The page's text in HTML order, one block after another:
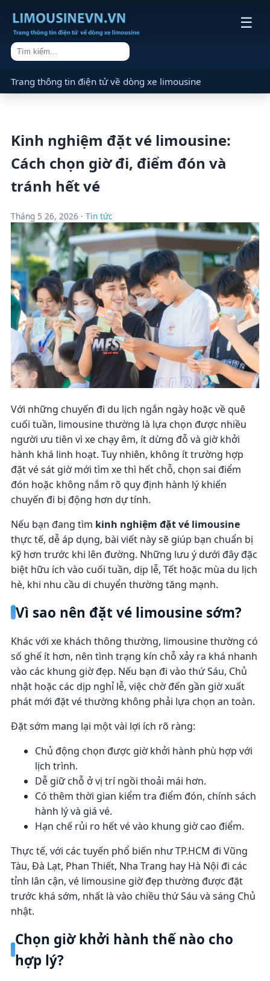
☰
Trang thông tin điện tử về dòng xe limousine
Kinh nghiệm đặt vé limousine:
Cách chọn giờ đi, điểm đón và
tránh hết vé
Tháng 5 26, 2026 · Tin tức
Với những chuyến đi du lịch ngắn ngày hoặc về quê
cuối tuần, limousine thường là lựa chọn được nhiều
người ưu tiên vì xe chạy êm, ít dừng đỗ và giờ khởi
hành khá linh hoạt. Tuy nhiên, không ít trường hợp
đặt vé sát giờ mới tìm xe thì hết chỗ, chọn sai điểm
đón hoặc không nắm rõ quy định hành lý khiến
chuyến đi bị động hơn dự tính.
Nếu bạn đang tìm kinh nghiệm đặt vé limousine
thực tế, dễ áp dụng, bài viết này sẽ giúp bạn chuẩn bị
kỹ hơn trước khi lên đường. Những lưu ý dưới đây đặc
biệt hữu ích vào cuối tuần, dịp lễ, Tết hoặc mùa du lịch
hè, khi nhu cầu di chuyển thường tăng mạnh.
Vì sao nên đặt vé limousine sớm?
Khác với xe khách thông thường, limousine thường có
số ghế ít hơn, nên tình trạng kín chỗ xảy ra khá nhanh
vào các khung giờ đẹp. Nếu bạn đi vào thứ Sáu, Chủ
nhật hoặc các dịp nghỉ lễ, việc chờ đến gần giờ xuất
phát mới đặt vé thường không phải lựa chọn an toàn.
Đặt sớm mang lại một vài lợi ích rõ ràng:
Chủ động chọn được giờ khởi hành phù hợp với
lịch trình.
Dễ giữ chỗ ở vị trí ngồi thoải mái hơn.
Có thêm thời gian kiểm tra điểm đón, chính sách
hành lý và giá vé.
Hạn chế rủi ro hết vé vào khung giờ cao điểm.
Thực tế, với các tuyến phổ biến như TP.HCM đi Vũng
Tàu, Đà Lạt, Phan Thiết, Nha Trang hay Hà Nội đi các
tỉnh lân cận, vé limousine giờ đẹp thường được đặt
trước khá sớm, nhất là vào chiều thứ Sáu và sáng Chủ
nhật.
Chọn giờ khởi hành thế nào cho
hợp lý?